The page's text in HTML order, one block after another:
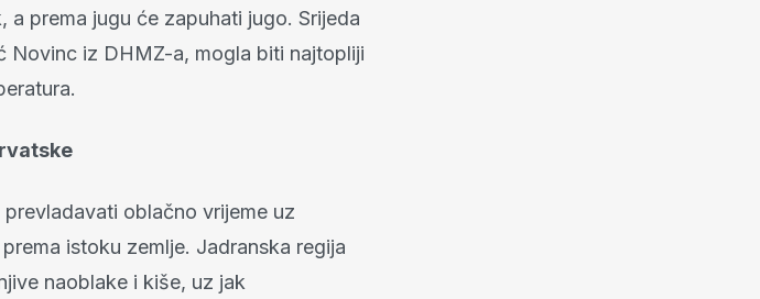
prema jugu će zapuhati jugo. Srijeda
Novinc iz DHMZ-a, mogla biti najtopliji
oblačno vrijeme uz
istoku zemlje. Jadranska regija
naoblake i kiše, uz jak